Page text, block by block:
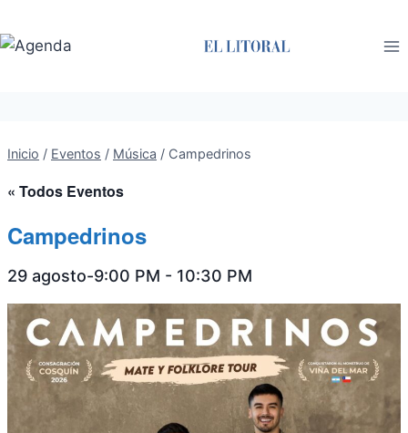
al
contenido
Inicio / Eventos / Música / Campedrinos
« Todos Eventos
Campedrinos
29 agosto-9:00 PM - 10:30 PM